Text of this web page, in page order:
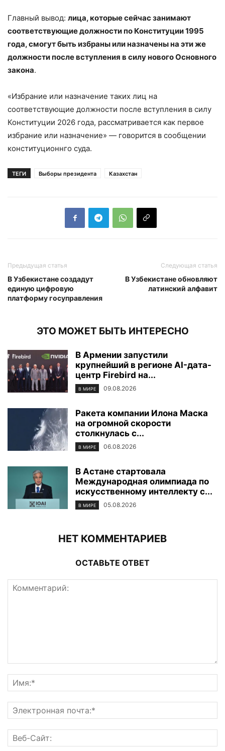
Главный вывод: лица, которые сейчас занимают
соответствующие должности по Конституции 1995
года, смогут быть избраны или назначены на эти же
должности после вступления в силу нового Основного
закона.
«Избрание или назначение таких лиц на
соответствующие должности после вступления в силу
Конституции 2026 года, рассматривается как первое
избрание или назначение» — говорится в сообщении
конституционнго суда.
ТЕГИ Выборы президента Казахстан
Предыдущая статья
В Узбекистане создадут
единую цифровую
платформу госуправления
Следующая статья
В Узбекистане обновляют
латинский алфавит
ЭТО МОЖЕТ БЫТЬ ИНТЕРЕСНО
В Армении запустили
крупнейший в регионе AI-дата-
центр Firebird на...
В МИРЕ 09.08.2026
Ракета компании Илона Маска
на огромной скорости
столкнулась с...
В МИРЕ 06.08.2026
В Астане стартовала
Международная олимпиада по
искусственному интеллекту с...
В МИРЕ 05.08.2026
НЕТ КОММЕНТАРИЕВ
ОСТАВЬТЕ ОТВЕТ